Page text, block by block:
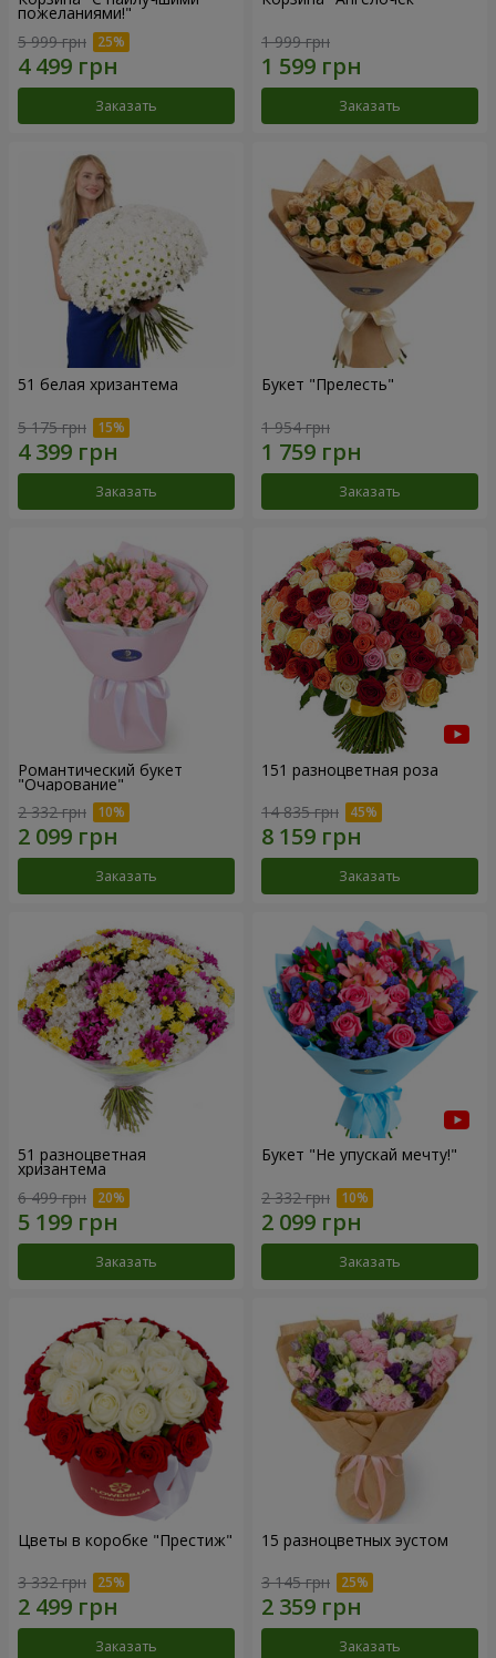
пожеланиями!"
5 999 грн
Заказать
1 999 грн
Заказать
51 белая хризантема
5 175 грн
Заказать
Букет "Прелесть"
1 954 грн
Заказать
Романтический букет
"Очарование"
2 332 грн
Заказать
151 разноцветная роза
14 835 грн
Заказать
51 разноцветная
хризантема
6 499 грн
Заказать
Букет "Не упускай мечту!"
2 332 грн
Заказать
Цветы в коробке "Престиж"
3 332 грн
Заказать
15 разноцветных эустом
3 145 грн
Заказать